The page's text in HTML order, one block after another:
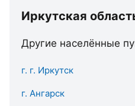
Иркутская
Другие населённые
г. г. Иркутск
г. Ангарск